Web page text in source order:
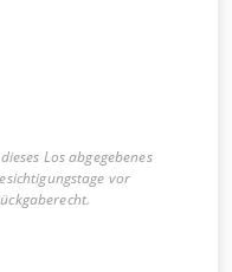
Los abgegebenes
vor